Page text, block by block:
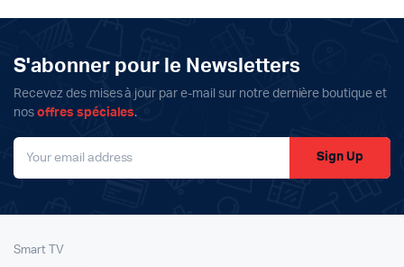
était :
est :
était :
est :
S'abonner pour le Newsletters
Recevez des mises à jour par e-mail sur notre dernière boutique et
nos offres spéciales.
Sign Up
Smart TV